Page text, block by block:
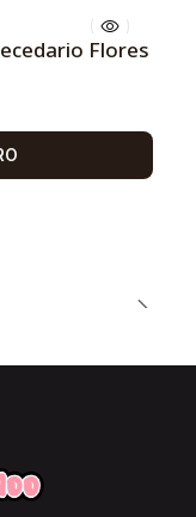
Flores